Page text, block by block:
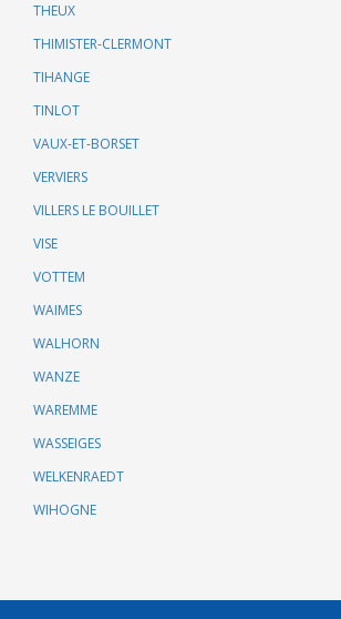
THEUX
THIMISTER-CLERMONT
TIHANGE
TINLOT
VAUX-ET-BORSET
VERVIERS
VILLERS LE BOUILLET
VISE
VOTTEM
WAIMES
WALHORN
WANZE
WAREMME
WASSEIGES
WELKENRAEDT
WIHOGNE